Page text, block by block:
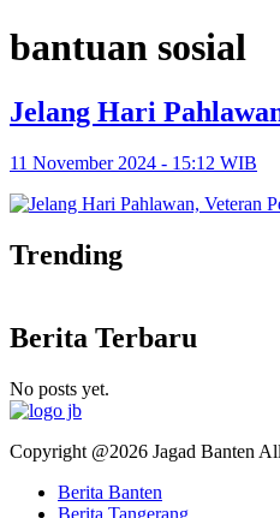
bantuan sosial
Jelang Hari
11 November 2024 - 15:12 WIB
Trending
Berita Terbaru
No posts yet.
Copyright @2026 Jagad Banten
Berita Banten